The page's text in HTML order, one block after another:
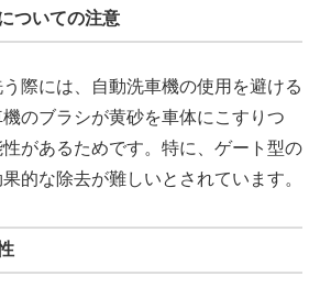
ついての注意
際には、自動洗車機の使用を避ける
のブラシが黄砂を車体にこすりつ
があるためです。特に、ゲート型の
的な除去が難しいとされています。